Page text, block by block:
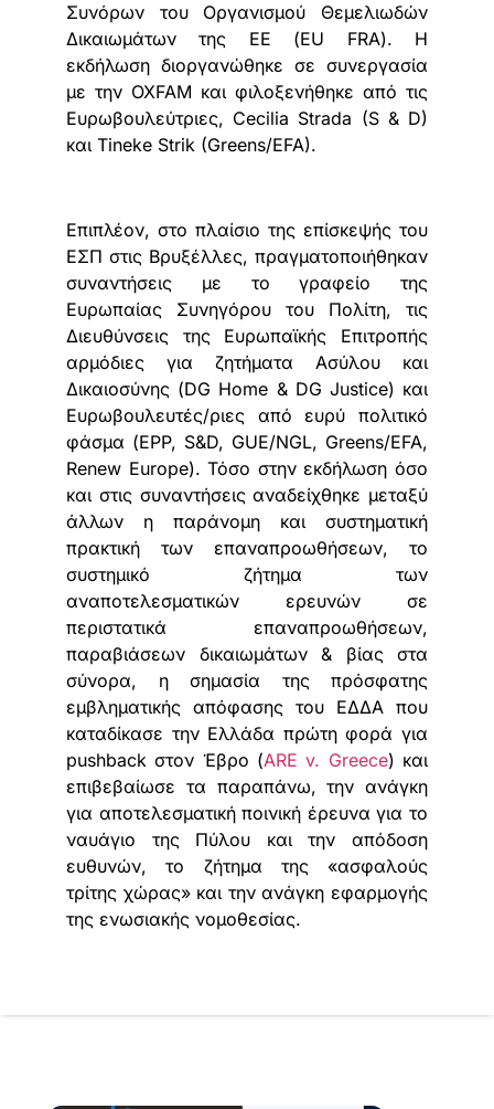
Συνόρων του Οργανισμού Θεμελιωδών
Δικαιωμάτων της ΕΕ (EU FRA). Η
εκδήλωση διοργανώθηκε σε συνεργασία
με την OXFAM και φιλοξενήθηκε από τις
Ευρωβουλεύτριες, Cecilia Strada (S & D)
και Tineke Strik (Greens/EFA).
Επιπλέον, στο πλαίσιο της επίσκεψής του
ΕΣΠ στις Βρυξέλλες, πραγματοποιήθηκαν
συναντήσεις με το γραφείο της
Ευρωπαίας Συνηγόρου του Πολίτη, τις
Διευθύνσεις της Ευρωπαϊκής Επιτροπής
αρμόδιες για ζητήματα Ασύλου και
Δικαιοσύνης (DG Home & DG Justice) και
Ευρωβουλευτές/ριες από ευρύ πολιτικό
φάσμα (EPP, S&D, GUE/NGL, Greens/EFA,
Renew Europe). Τόσο στην εκδήλωση όσο
και στις συναντήσεις αναδείχθηκε μεταξύ
άλλων η παράνομη και συστηματική
πρακτική των επαναπροωθήσεων, το
συστημικό ζήτημα των
αναποτελεσματικών ερευνών σε
περιστατικά επαναπροωθήσεων,
παραβιάσεων δικαιωμάτων & βίας στα
σύνορα, η σημασία της πρόσφατης
εμβληματικής απόφασης του ΕΔΔΑ που
καταδίκασε την Ελλάδα πρώτη φορά για
pushback στον Έβρο (ARE v. Greece) και
επιβεβαίωσε τα παραπάνω, την ανάγκη
για αποτελεσματική ποινική έρευνα για το
ναυάγιο της Πύλου και την απόδοση
ευθυνών, το ζήτημα της «ασφαλούς
τρίτης χώρας» και την ανάγκη εφαρμογής
της ενωσιακής νομοθεσίας.